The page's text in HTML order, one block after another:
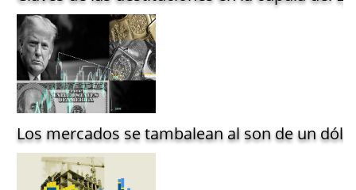
Los mercados se tambalean al son de un